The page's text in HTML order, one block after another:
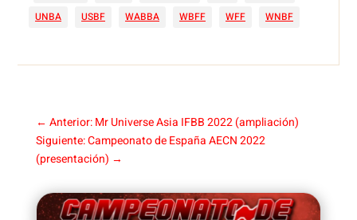
UNBA
USBF WABBA WBFF WFF WNBF
← Anterior: Mr Universe Asia IFBB 2022 (ampliación)
Siguiente: Campeonato de España AECN 2022
(presentación) →